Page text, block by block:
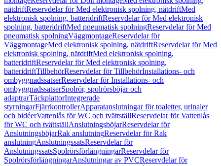
nätdriftReservdelar för Med elektronisk spolning, nätdriftMed
elektronisk spolning, batteridriftReservdelar för Med elektronisk
spolning, batteridriftMed pneumatisk spolningReservdelar för Med
pneumatisk spolningVäggmontageReservdelar för
VäggmontageMed elektronisk spolning, nätdriftReservdelar för Med
elektronisk spolning, nätdriftMed elektronisk spolning,
batteridriftReservdelar för Med elektronisk spolning,
batteridriftTillbehörReservdelar för TillbehörInstallations- och
ombyggnadssatserReservdelar för Installations- och
ombyggnadssatserSpolrör, spolrörsböjar och
adaptrarTäckplattorIntegrerade
styrningarFjärrkontrollerApparatanslutningar för toaletter, urinaler
och bidéerVattenlås för WC och tvättställReservdelar för Vattenlås
för WC och tvättställAnslutningsböjarReservdelar för
AnslutningsböjarRak anslutningReservdelar för Rak
anslutningAnslutningssatsReservdelar för
AnslutningssatsSpolrörsförlängningarReservdelar för
SpolrörsförlängningarAnslutningar av PVCReservdelar för